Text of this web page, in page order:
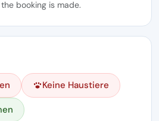
booking is made.
Keine Haustiere